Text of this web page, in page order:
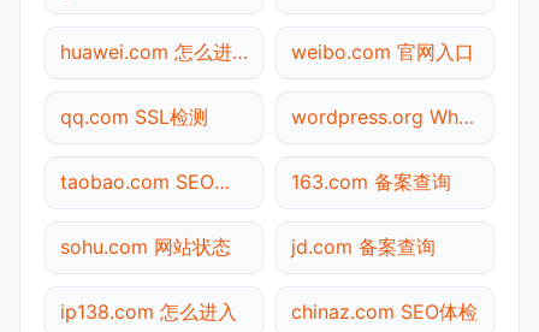
huawei.com 怎么进入 weibo.com 官网入口
qq.com SSL检测 wordpress.org Whois查询
taobao.com SEO体检 163.com 备案查询
sohu.com 网站状态 jd.com 备案查询
ip138.com 怎么进入 chinaz.com SEO体检